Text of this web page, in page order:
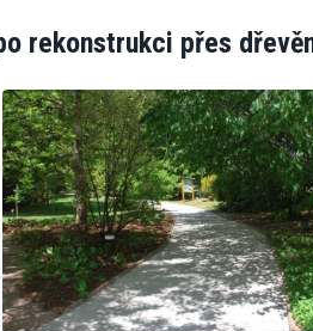
rekonstrukci přes